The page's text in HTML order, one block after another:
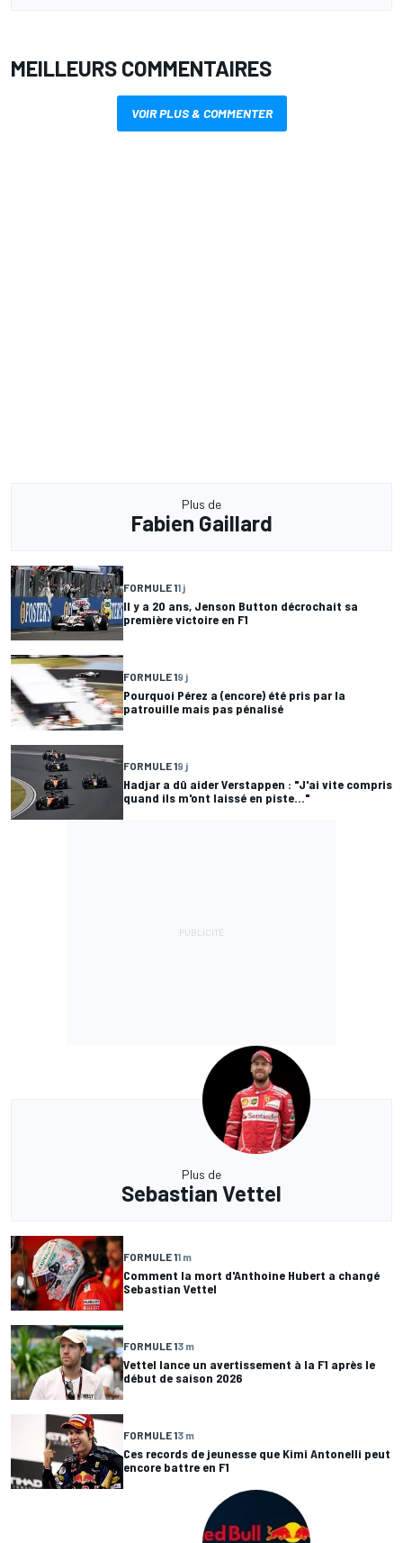
MEILLEURS COMMENTAIRES
VOIR PLUS & COMMENTER
Plus de
Fabien Gaillard
FORMULE 11 j
Il y a 20 ans, Jenson Button décrochait sa
première victoire en F1
FORMULE 19 j
Pourquoi Pérez a (encore) été pris par la
patrouille mais pas pénalisé
FORMULE 19 j
Hadjar a dû aider Verstappen : "J'ai vite compris
quand ils m'ont laissé en piste..."
Plus de
Sebastian Vettel
FORMULE 11 m
Comment la mort d'Anthoine Hubert a changé
Sebastian Vettel
FORMULE 13 m
Vettel lance un avertissement à la F1 après le
début de saison 2026
FORMULE 13 m
Ces records de jeunesse que Kimi Antonelli peut
encore battre en F1